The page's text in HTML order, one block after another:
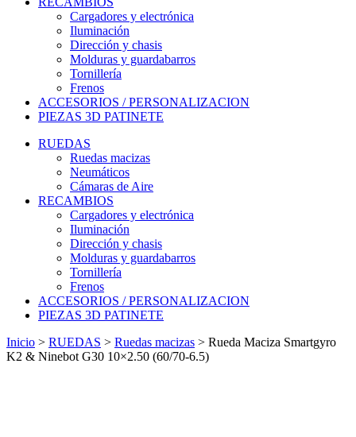
Cargadores y electrónica
Iluminación
Dirección y chasis
Molduras y guardabarros
Tornillería
Frenos
ACCESORIOS / PERSONALIZACION
PIEZAS 3D PATINETE
RUEDAS
Ruedas macizas
Neumáticos
Cámaras de Aire
RECAMBIOS
Cargadores y electrónica
Iluminación
Dirección y chasis
Molduras y guardabarros
Tornillería
Frenos
ACCESORIOS / PERSONALIZACION
PIEZAS 3D PATINETE
Inicio > RUEDAS > Ruedas macizas > Rueda Maciza Smartgyro
K2 & Ninebot G30 10×2.50 (60/70-6.5)